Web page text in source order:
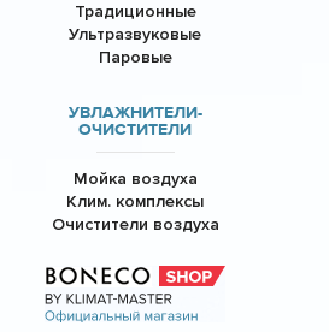
Традиционные
Ультразвуковые
Паровые
УВЛАЖНИТЕЛИ-
ОЧИСТИТЕЛИ
Мойка воздуха
Клим. комплексы
Очистители воздуха